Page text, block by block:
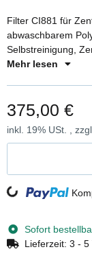
Filter CI881 für
abwaschbarem
Selbstreinigung,
KOMPATTA KT,
Mehr lesen
375,00 €
inkl. 19% USt. , zzgl.
Loading...
Sofort
Lieferzeit: 3 - 5